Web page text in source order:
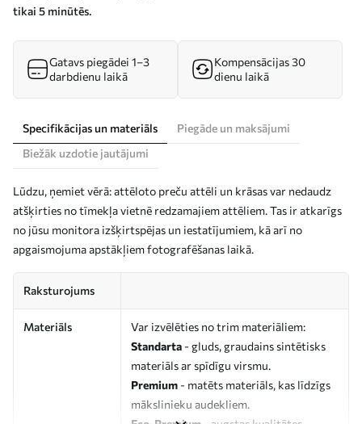
tikai 5 minūtēs.
Gatavs piegādei 1–3
darbdienu laikā
Kompensācijas 30
dienu laikā
Specifikācijas un materiāls
Piegāde un maksājumi
Biežāk uzdotie jautājumi
Lūdzu, ņemiet vērā: attēloto preču attēli un krāsas var nedaudz
atšķirties no tīmekļa vietnē redzamajiem attēliem. Tas ir atkarīgs
no jūsu monitora izšķirtspējas un iestatījumiem, kā arī no
apgaismojuma apstākļiem fotografēšanas laikā.
Raksturojums
Materiāls
Var izvēlēties no trim materiāliem:
Standarta - gluds, graudains sintētisks
materiāls ar spīdīgu virsmu.
Premium - matēts materiāls, kas līdzīgs
mākslinieku audekliem.